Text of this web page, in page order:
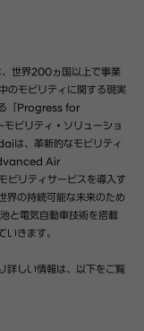
世界200ヵ国以上で事業
のモビリティに関する現実
る「Progress for
リティ・ソリューショ
は、革新的なモビリティ
Air
リティサービスを導入す
界の持続可能な未来のため
と電気自動車技術を搭載
いきます。
しい情報は、以下をご覧